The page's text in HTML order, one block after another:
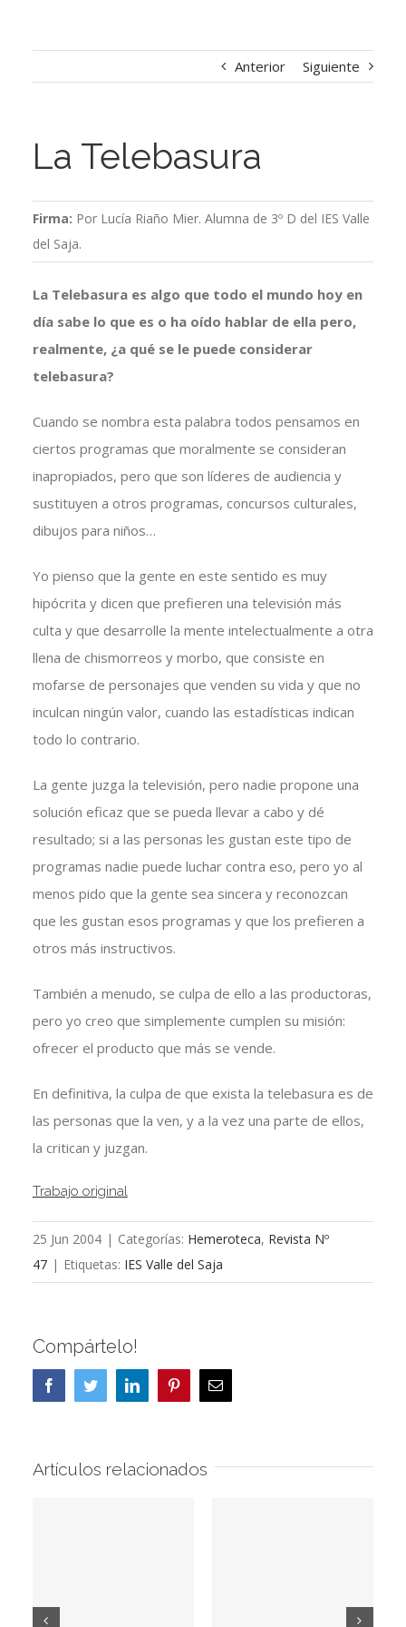
Anterior Siguiente
La Telebasura
Firma: Por Lucía Riaño Mier. Alumna de 3º D del IES Valle
del Saja.
La Telebasura es algo que todo el mundo hoy en
día sabe lo que es o ha oído hablar de ella pero,
realmente, ¿a qué se le puede considerar
telebasura?
Cuando se nombra esta palabra todos pensamos en
ciertos programas que moralmente se consideran
inapropiados, pero que son líderes de audiencia y
sustituyen a otros programas, concursos culturales,
dibujos para niños…
Yo pienso que la gente en este sentido es muy
hipócrita y dicen que prefieren una televisión más
culta y que desarrolle la mente intelectualmente a otra
llena de chismorreos y morbo, que consiste en
mofarse de personajes que venden su vida y que no
inculcan ningún valor, cuando las estadísticas indican
todo lo contrario.
La gente juzga la televisión, pero nadie propone una
solución eficaz que se pueda llevar a cabo y dé
resultado; si a las personas les gustan este tipo de
programas nadie puede luchar contra eso, pero yo al
menos pido que la gente sea sincera y reconozcan
que les gustan esos programas y que los prefieren a
otros más instructivos.
También a menudo, se culpa de ello a las productoras,
pero yo creo que simplemente cumplen su misión:
ofrecer el producto que más se vende.
En definitiva, la culpa de que exista la telebasura es de
las personas que la ven, y a la vez una parte de ellos,
la critican y juzgan.
Trabajo original
25 Jun 2004 | Categorías: Hemeroteca, Revista Nº
47 | Etiquetas: IES Valle del Saja
Compártelo!
FacebookTwitterLinkedInPinterestCorreo
electrónico
Artículos relacionados